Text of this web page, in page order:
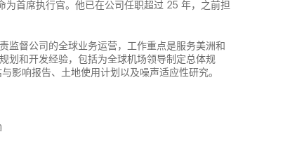
首席执行官。他已在公司任职超过 25 年，之前担
监督公司的全球业务运营，工作重点是服务美洲和
划和开发经验，包括为全球机场领导制定总体规
影响报告、土地使用计划以及噪声适应性研究。